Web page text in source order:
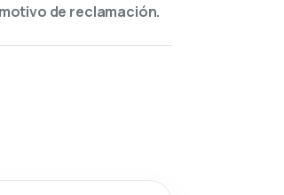
de reclamación.